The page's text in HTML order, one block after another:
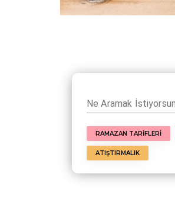
Ne Aramak
RAMAZAN TARİFLERİ
ATIŞTIRMALIK